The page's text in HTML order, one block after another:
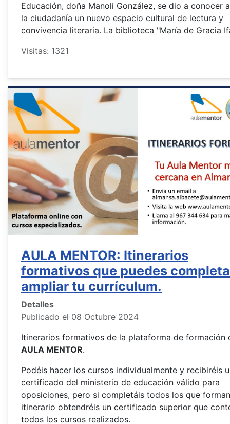
Educación, doña Manoli González, se dio a conocer
la ciudadanía un nuevo espacio cultural de lectura y
convivencia literaria. La biblioteca "María de Gracia
Visitas: 1321
AULA MENTOR: Itinerarios
formativos que puedes
ampliar tu currículum.
Detalles
Publicado el 08 Octubre 2024
Itinerarios formativos de la plataforma de formación
AULA MENTOR.
Podéis hacer los cursos individualmente y recibiréis
certificado del ministerio de educación válido para
oposiciones, pero si completáis todos los que
itinerario obtendréis un certificado superior que
todos los cursos realizados.